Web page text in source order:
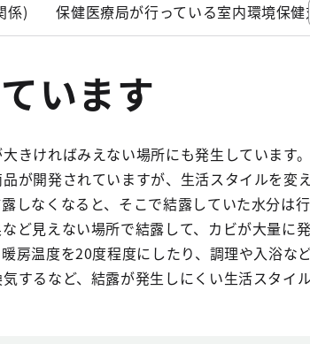
係) 保健医療局が行っている室内環境保健
います
ければみえない場所にも発生しています。
が開発されていますが、生活スタイルを変
しなくなると、そこで結露していた水分は
ど見えない場所で結露して、カビが大量に
房温度を20度程度にしたり、調理や入浴な
するなど、結露が発生しにくい生活スタイ